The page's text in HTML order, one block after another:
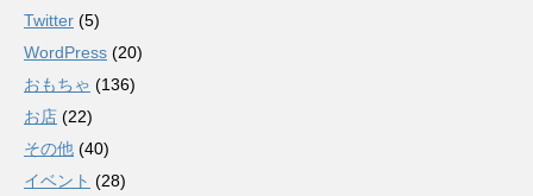
Twitter (5)
WordPress (20)
おもちゃ (136)
お店 (22)
その他 (40)
イベント (28)